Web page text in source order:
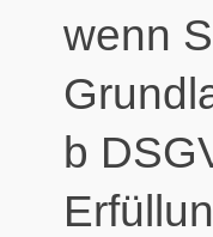
wenn
b